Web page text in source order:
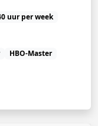
uur per week
HBO-Master